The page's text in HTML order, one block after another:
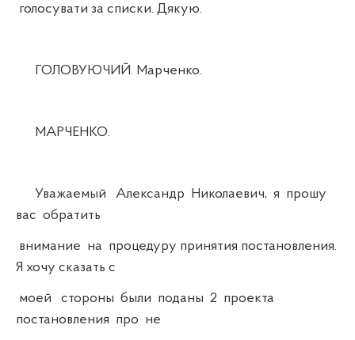
голосувати за списки. Дякую.
ГОЛОВУЮЧИЙ. Марченко.
МАРЧЕНКО.
Уважаемый Александр Николаевич, я прошу
вас обратить
внимание на процедуру принятия постановления.
Я хочу сказать с
моей стороны были поданы 2 проекта
постановления про не